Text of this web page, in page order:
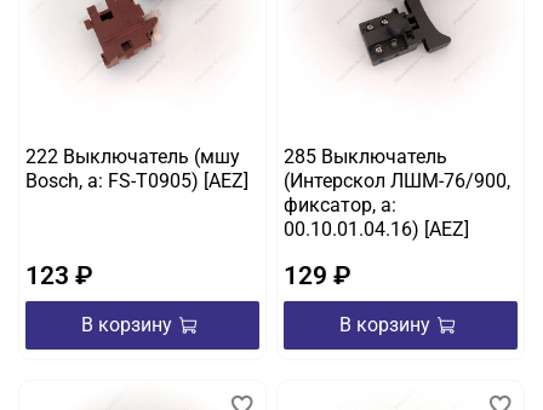
222 Выключатель (мшу
Bosch, а: FS-T0905) [AEZ]
123 ₽
В корзину
285 Выключатель
(Интерскол ЛШМ-76/900,
фиксатор, а:
00.10.01.04.16) [AEZ]
129 ₽
В корзину